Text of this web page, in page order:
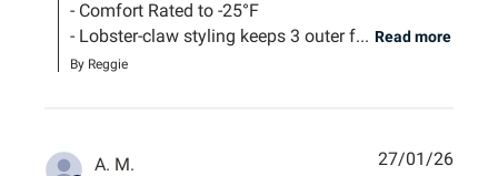
- Comfort Rated to -25°F
- Lobster-claw styling keeps 3 outer f... Read more
By Reggie
A. M. 27/01/26